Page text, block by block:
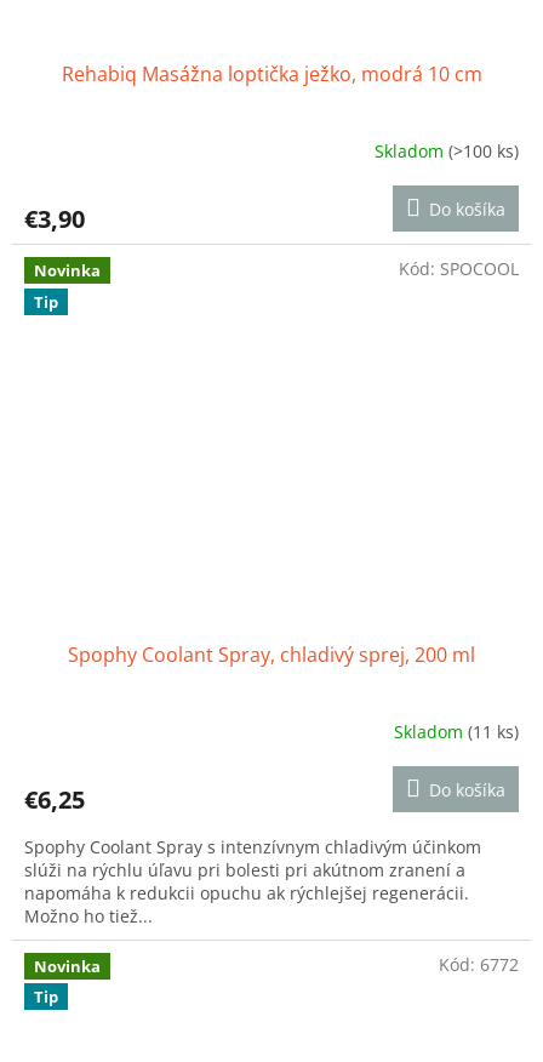
Rehabiq Masážna loptička ježko, modrá 10 cm
je
4,9
5
hviezdičiek.
Skladom(>100 ks)
€3,90 Do košíka
Novinka
Tip
Spophy Coolant Spray, chladivý sprej, 200 ml
je
z
5
hviezdičiek.
Skladom(11 ks)
€6,25 Do košíka
Spophy Coolant Spray s intenzívnym chladivým účinkom
slúži na rýchlu úľavu pri bolesti pri akútnom zranení a
napomáha k redukcii opuchu ak rýchlejšej regenerácii.
Možno ho tiež...
Kód: SPOCOOL
Novinka
Tip
Kód: 6772